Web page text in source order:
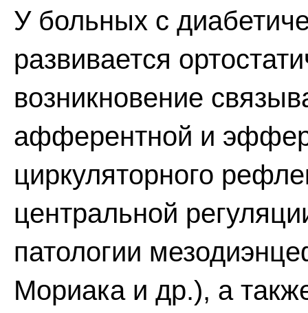
У больных с
развивается
возникновение
афферентной и
циркуляторного
центральной
патологии
Мориака и др.), а